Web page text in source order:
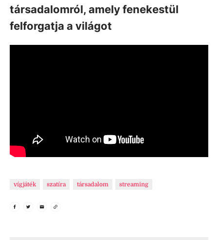
társadalomról, amely fenekestül
felforgatja a világot
vígjáték szatíra társadalom streaming